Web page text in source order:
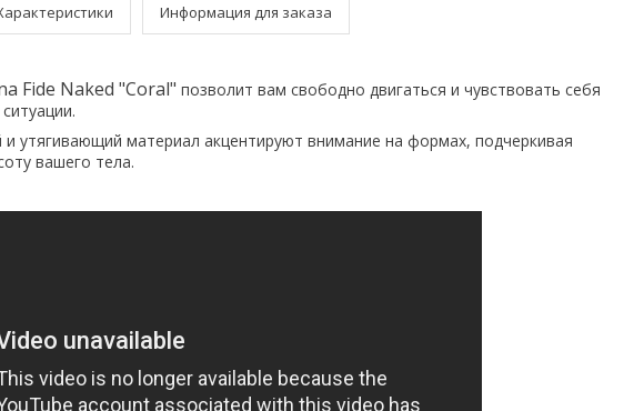
Информация для заказа
Fide Naked "Coral" позволит вам свободно двигаться и чувствовать себя
и утягивающий материал акцентируют внимание на формах, подчеркивая
вашего тела. ⠀